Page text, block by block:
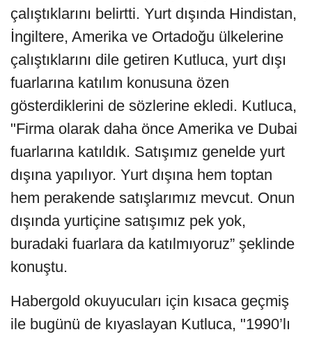
çalıştıklarını belirtti. Yurt dışında Hindistan,
İngiltere, Amerika ve Ortadoğu ülkelerine
çalıştıklarını dile getiren Kutluca, yurt dışı
fuarlarına katılım konusuna özen
gösterdiklerini de sözlerine ekledi. Kutluca,
"Firma olarak daha önce Amerika ve Dubai
fuarlarına katıldık. Satışımız genelde yurt
dışına yapılıyor. Yurt dışına hem toptan
hem perakende satışlarımız mevcut. Onun
dışında yurtiçine satışımız pek yok,
buradaki fuarlara da katılmıyoruz” şeklinde
konuştu.
Habergold okuyucuları için kısaca geçmiş
ile bugünü de kıyaslayan Kutluca, "1990’lı